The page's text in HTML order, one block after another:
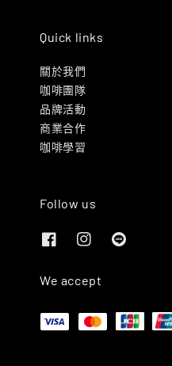
Quick links
關於我們
咖啡團隊
品牌活動
商業合作
咖啡學習
Follow us
We accept